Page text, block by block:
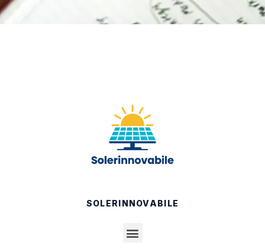
SOLERINNOVABILE